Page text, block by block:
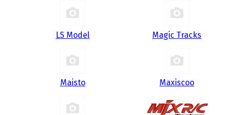
LS Model Magic Tracks
Maisto Maxiscoo